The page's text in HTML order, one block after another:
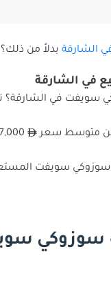
الشارقة بدلاً من ذلك؟
في الشارقة
في الشارقة؟
سوزوكي سويفت
سوزوكي